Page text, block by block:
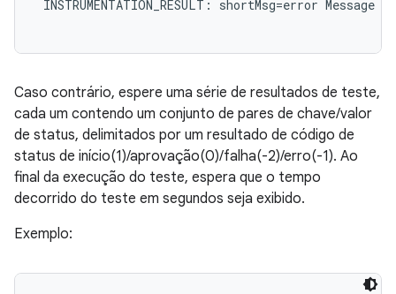
INSTRUMENTATION_RESULT: shortMsg=error Message
Caso contrário, espere uma série de resultados de teste,
cada um contendo um conjunto de pares de chave/valor
de status, delimitados por um resultado de código de
status de início(1)/aprovação(0)/falha(-2)/erro(-1). Ao
final da execução do teste, espera que o tempo
decorrido do teste em segundos seja exibido.
Exemplo: